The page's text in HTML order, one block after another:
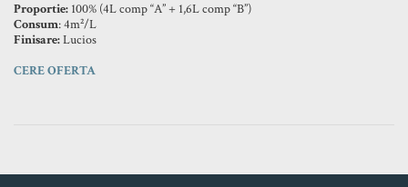
Proportie: 100% (4L comp “A” + 1,6L comp “B”)
Consum: 4m²/L
Finisare:Lucios
CERE OFERTA